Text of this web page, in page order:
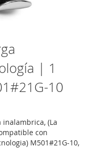
| 1
10
inalambrica, (La
con
M501#21G-10,